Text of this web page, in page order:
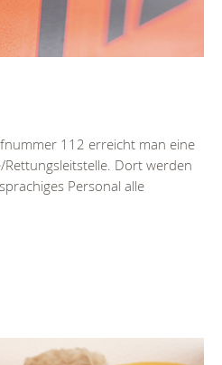
112 erreicht man eine
Dort werden
Personal alle